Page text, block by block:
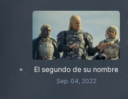
El segundo de su nombre
Sep. 04, 2022